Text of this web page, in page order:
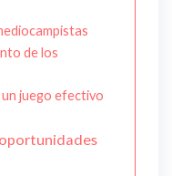
de los
juego efectivo